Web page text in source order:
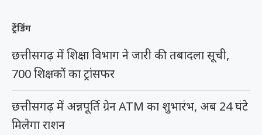
ट्रेंडिंग
छत्तीसगढ़ में शिक्षा विभाग ने जारी की तबादला सूची,
700 शिक्षकों का ट्रांसफर
छत्तीसगढ़ में अन्नपूर्ति ग्रेन ATM का शुभारंभ, अब 24 घंटे
मिलेगा राशन